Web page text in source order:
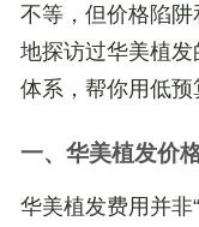
不等，但价格陷阱
地探访过华美植
体系，帮你用低预
一、华美植发价
华美植发费用并非